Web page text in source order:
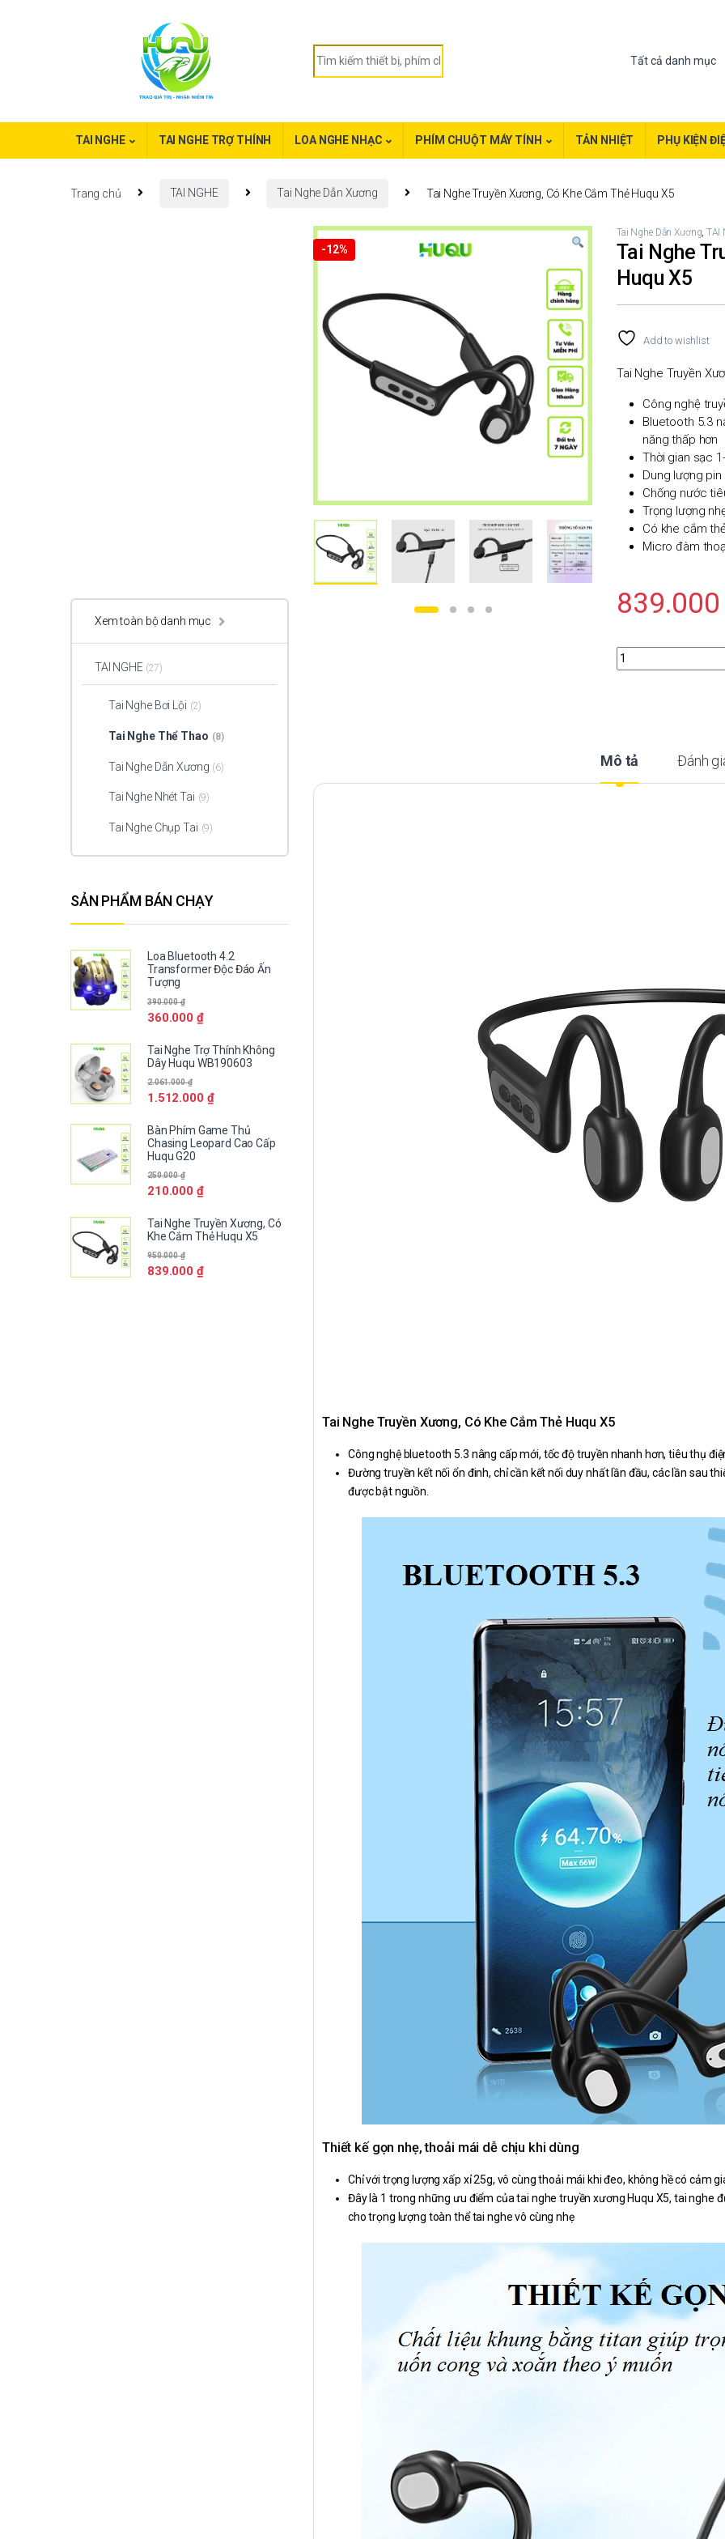
TAI NGHE TAI NGHE TRỢ THÍNH LOA NGHE NHẠC PHÍM CHUỘT MÁY TÍNH TẢN NHIỆT PHỤ KIỆN
Trang chủ TAI NGHE Tai Nghe Dẫn Xương Tai Nghe Truyền Xương, Có Khe Cắm Thẻ Huqu X5
-12%
Tai Nghe Dẫn Xương,TAI
Tai Nghe
Huqu X5
Add to wishlist
Tai Nghe Truyền
Công nghệ
Bluetooth 5.3
năng thấp hơn
Thời gian sạc
Dung lượng
Chống nước
Trọng lượng
Có khe cắm
Micro đàm
Quantity
Mô tả Đánh
Tai Nghe Truyền Xương, Có Khe Cắm Thẻ Huqu X5
Công nghệ bluetooth 5.3 nâng cấp mới, tốc độ truyền nhanh hơn, tiêu thụ
Đường truyền kết nối ổn đinh, chỉ cần kết nối duy nhất lần đầu, các lần sau
được bật nguồn.
Thiết kế gọn nhẹ, thoải mái dễ chịu khi dùng
Chỉ với trọng lượng xấp xỉ 25g, vô cùng thoải mái khi đeo, không hề có cảm
Đây là 1 trong những ưu điểm của tai nghe truyền xương Huqu X5, tai nghe
cho trọng lượng toàn thể tai nghe vô cùng nhẹ
Xem toàn bộ danh mục
TAI NGHE (27)
Tai Nghe Bơi Lội (2)
Tai Nghe Thể Thao (8)
Tai Nghe Dẫn Xương (6)
Tai Nghe Nhét Tai (9)
Tai Nghe Chụp Tai (9)
SẢN PHẨM BÁN CHẠY
Loa Bluetooth 4.2
Transformer Độc Đáo Ấn
Tượng
360.000 ₫
390.000₫
Tai Nghe Trợ Thính Không
Dây Huqu WB190603
1.512.000 ₫
2.061.000₫
Bàn Phím Game Thủ
Chasing Leopard Cao Cấp
Huqu G20
210.000 ₫
250.000₫
Tai Nghe Truyền Xương, Có
Khe Cắm Thẻ Huqu X5
839.000 ₫
950.000₫